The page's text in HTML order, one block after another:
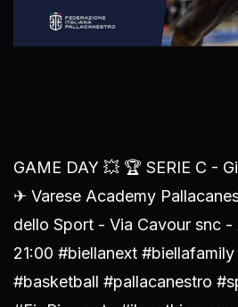
GAME DAY 💥 🏆 SERIE C -
✈ Varese Academy
dello Sport - Via Cavour snc -
21:00 #biellanext
#basketball #pallacanestro